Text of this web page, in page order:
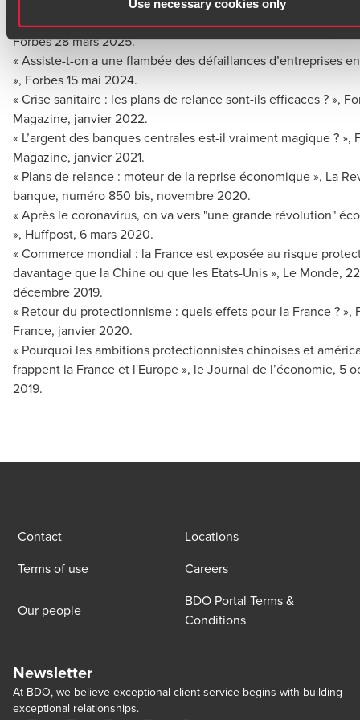
Use necessary cookies only
« Le prix de l’électricité va-t-il continuer à augmenter en 2025
Forbes 28 mars 2025.
« Assiste-t-on a une flambée des défaillances d’entreprises
», Forbes 15 mai 2024.
« Crise sanitaire : les plans de relance sont-ils efficaces ? »,
Magazine, janvier 2022.
« L’argent des banques centrales est-il vraiment magique ? »,
Magazine, janvier 2021.
« Plans de relance : moteur de la reprise économique », La
banque, numéro 850 bis, novembre 2020.
« Après le coronavirus, on va vers "une grande révolution"
», Huffpost, 6 mars 2020.
« Commerce mondial : la France est exposée au risque
davantage que la Chine ou que les Etats-Unis », Le Monde, 22
décembre 2019.
« Retour du protectionnisme : quels effets pour la France ? »,
France, janvier 2020.
« Pourquoi les ambitions protectionnistes chinoises et
frappent la France et l'Europe », le Journal de l’économie, 5
2019.
Contact
Locations
Terms of use
Careers
Our people
BDO Portal Terms &
Conditions
Newsletter
At BDO, we believe exceptional client service begins with building
exceptional relationships.